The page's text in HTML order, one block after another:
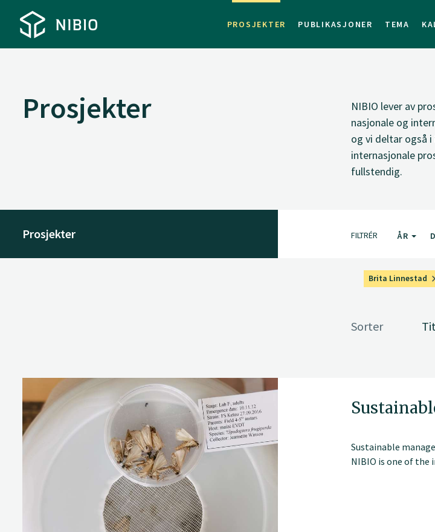
PROSJEKTER PUBLIKASJONER TEMA
Prosjekter
NIBIO lever av
nasjonale og
og vi deltar også
internasjonale
fullstendig.
Prosjekter FILTRÉR ÅR
Brita Linnestad
Sorter
Sustainable
NIBIO is one of